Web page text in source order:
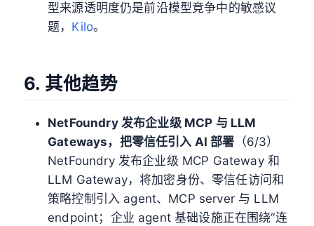
型来源透明度仍是前沿模型竞争中的敏感议
题， Kilo。
6. 其他趋势
NetFoundry 发布企业级 MCP 与 LLM
Gateways，把零信任引入 AI 部署 （6/3）
NetFoundry 发布企业级 MCP Gateway 和
LLM Gateway，将加密身份、零信任访问和
策略控制引入 agent、MCP server 与 LLM
endpoint；企业 agent 基础设施正在围绕“连